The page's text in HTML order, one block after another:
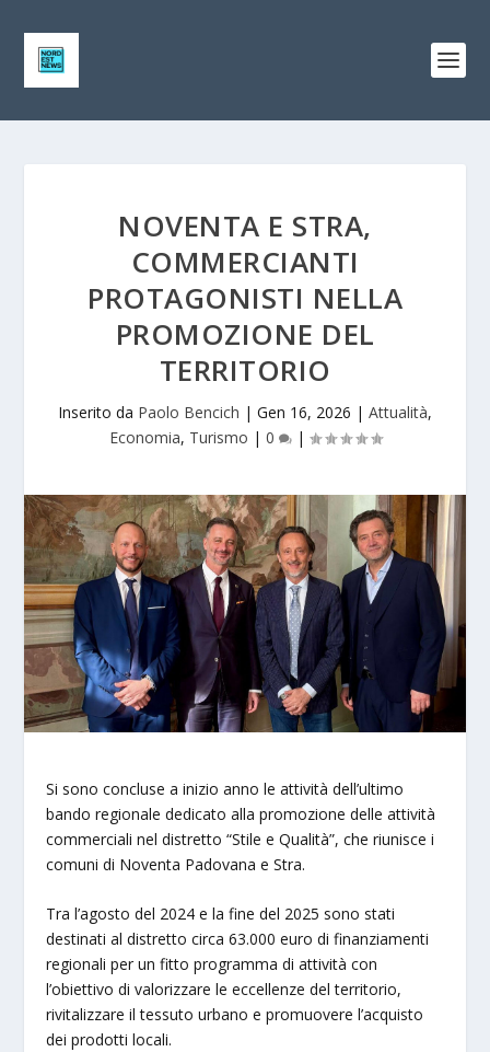
NOVENTA E STRA,
COMMERCIANTI
PROTAGONISTI NELLA
PROMOZIONE DEL
TERRITORIO
Inserito da Paolo Bencich | Gen 16, 2026 | Attualità,
Economia, Turismo | 0 |
Si sono concluse a inizio anno le attività dell’ultimo
bando regionale dedicato alla promozione delle attività
commerciali nel distretto “Stile e Qualità”, che riunisce i
comuni di Noventa Padovana e Stra.
Tra l’agosto del 2024 e la fine del 2025 sono stati
destinati al distretto circa 63.000 euro di finanziamenti
regionali per un fitto programma di attività con
l’obiettivo di valorizzare le eccellenze del territorio,
rivitalizzare il tessuto urbano e promuovere l’acquisto
dei prodotti locali.